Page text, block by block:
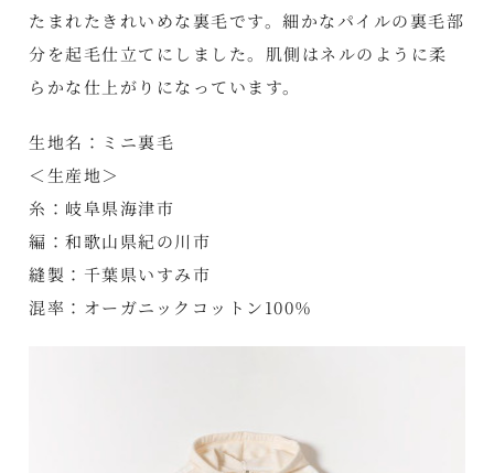
たまれたきれいめな裏毛です。細かなパイルの裏毛部
分を起毛仕立てにしました。肌側はネルのように柔
らかな仕上がりになっています。
生地名：ミニ裏毛
＜生産地＞
糸：岐阜県海津市
編：和歌山県紀の川市
縫製：千葉県いすみ市
混率：オーガニックコットン100％